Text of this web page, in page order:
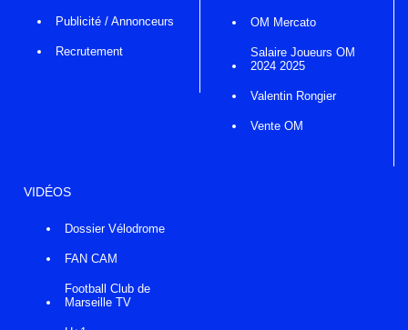
Publicité / Annonceurs
Recrutement
OM Mercato
Salaire Joueurs OM
2024 2025
Valentin Rongier
Vente OM
VIDÉOS
Dossier Vélodrome
FAN CAM
Football Club de
Marseille TV